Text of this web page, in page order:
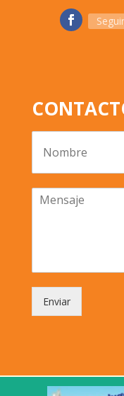
Seguir
Enviar